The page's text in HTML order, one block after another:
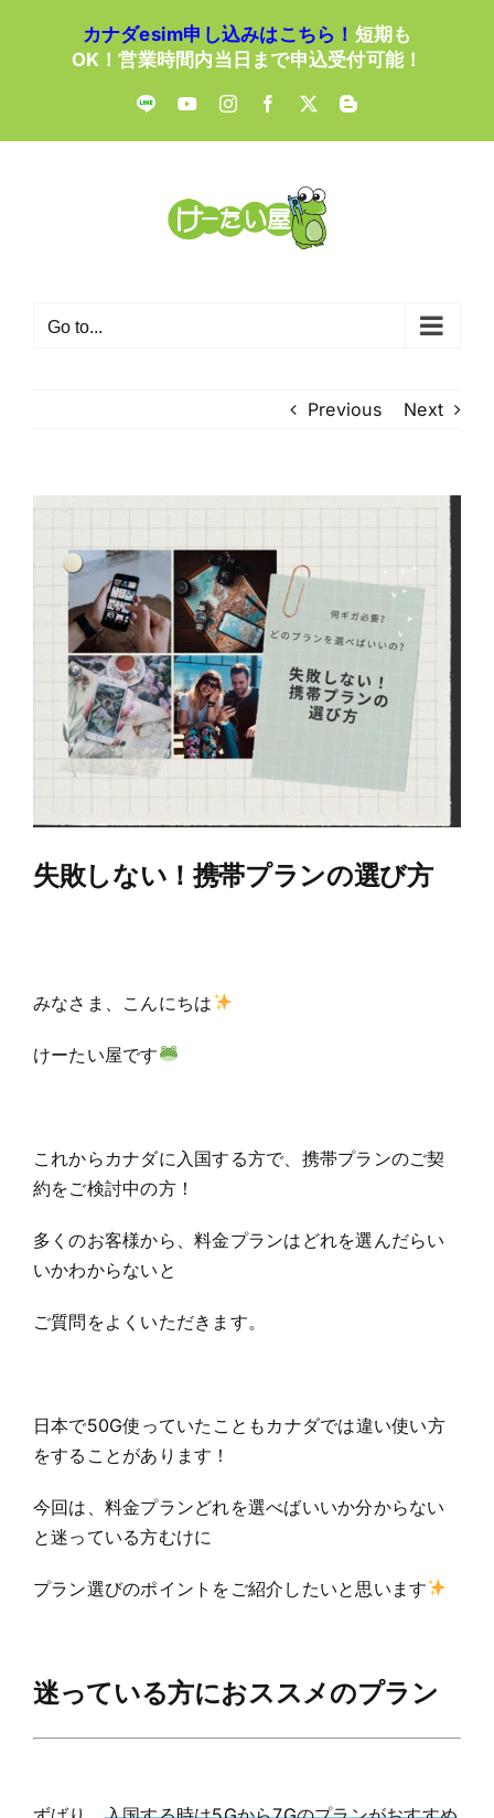
カナダesim申し込みはこちら！ 短期も
OK！営業時間内当日まで申込受付可能！
LINE YouTubeInstagramFacebook
X Blogger
Go to...
Previous Next
View
Image
失敗しない！携帯プランの選び方
みなさま、こんにちは
けーたい屋です
これからカナダに入国する方で、携帯プランのご契
約をご検討中の方！
多くのお客様から、料金プランはどれを選んだらい
いかわからないと
ご質問をよくいただきます。
日本で50G使っていたこともカナダでは違い使い方
をすることがあります！
今回は、料金プランどれを選べばいいか分からない
と迷っている方むけに
プラン選びのポイントをご紹介したいと思います
迷っている方におススメのプラン